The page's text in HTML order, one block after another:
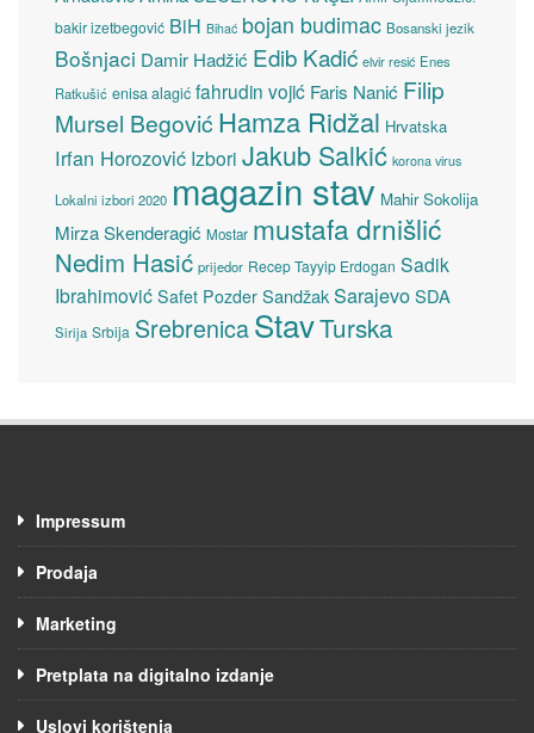
bakir izetbegović BiH Bihać bojan budimac Bosanski jezik
Bošnjaci Damir Hadžić Edib Kadić elvir resić Enes
Ratkušić enisa alagić fahrudin vojić Faris Nanić Filip
Mursel Begović Hamza Ridžal Hrvatska
Irfan Horozović Izbori Jakub Salkić korona virus
Lokalni izbori 2020 magazin stav Mahir Sokolija
Mirza Skenderagić Mostar mustafa drnišlić
Nedim Hasić prijedor Recep Tayyip Erdogan Sadik
Ibrahimović Safet Pozder SandžakSarajevoSDA
Sirija Srbija SrebrenicaStavTurska
Impressum
Prodaja
Marketing
Pretplata na digitalno izdanje
Uslovi korištenja